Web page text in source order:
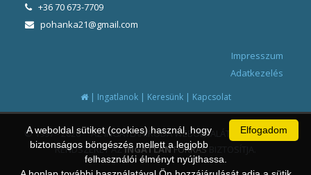
+36 70 673-7709
pohanka21@gmail.com
Impresszum
Adatkezelés
| Ingatlanok| Keresünk| Kapcsolat
© 1997 - 2026 AZ INGATLANIRODA WEBOLDALÁT ÉS ÜGYVITELI
RENDSZERÉT AZINGATLANFORRÁSBIZTOSÍTJA.
Elfogadom
A weboldal sütiket (cookies) használ, hogy
biztonságos böngészés mellett a legjobb
felhasználói élményt nyújthassa.